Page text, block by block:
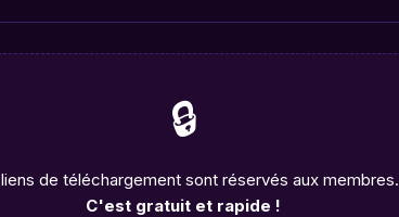
🔒
de téléchargement sont réservés aux membres.
C'est gratuit et rapide !